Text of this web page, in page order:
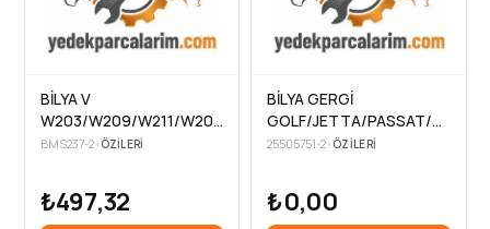
BİLYA V
W203/W209/W211/W204
03->
BMS237-2• ÖZILERI
₺497,32
BİLYA GERGİ
GOLF/JETTA/PASSAT/A3
05-> DEMİR OLAN
25505751-2• ÖZILERI
₺0,00